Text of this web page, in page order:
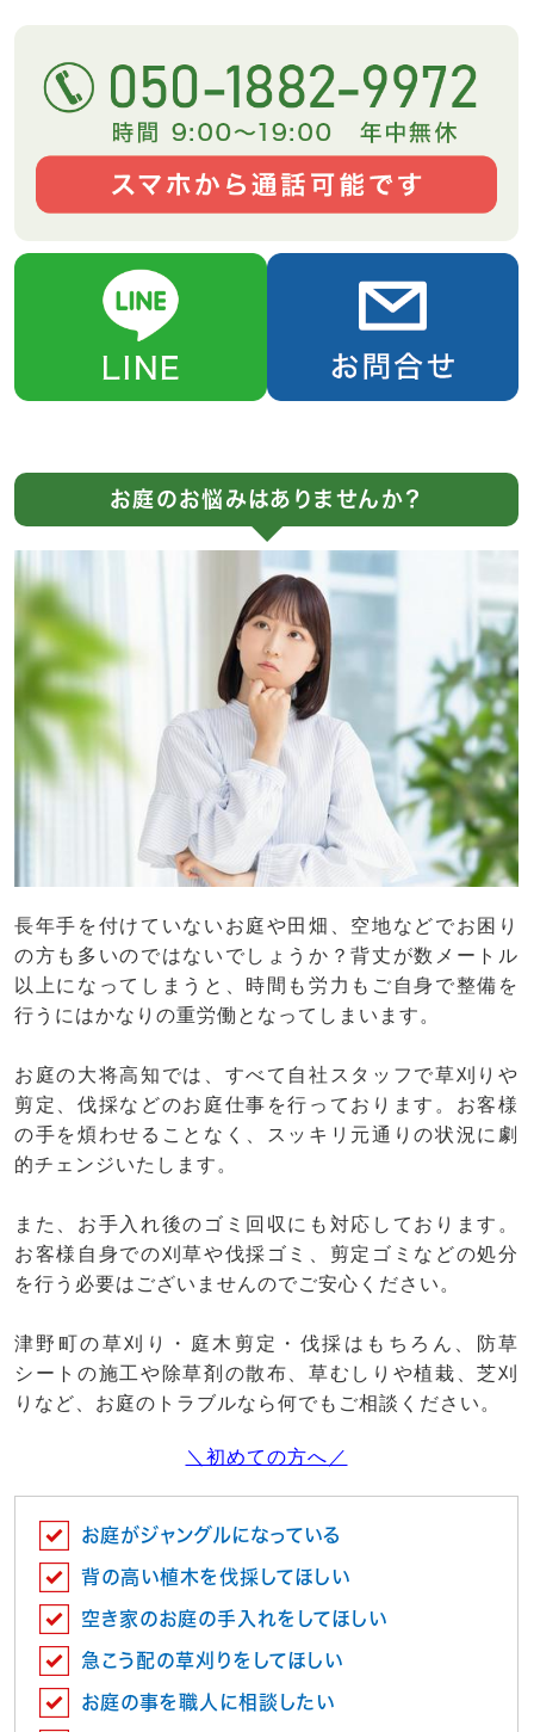
お庭のお悩みはありませんか？
長年手を付けていないお庭や田畑、空地などでお困り
の方も多いのではないでしょうか？背丈が数メートル
以上になってしまうと、時間も労力もご自身で整備を
行うにはかなりの重労働となってしまいます。
お庭の大将高知では、すべて自社スタッフで草刈りや
剪定、伐採などのお庭仕事を行っております。お客様
の手を煩わせることなく、スッキリ元通りの状況に劇
的チェンジいたします。
また、お手入れ後のゴミ回収にも対応しております。
お客様自身での刈草や伐採ゴミ、剪定ゴミなどの処分
を行う必要はございませんのでご安心ください。
津野町の草刈り・庭木剪定・伐採はもちろん、防草
シートの施工や除草剤の散布、草むしりや植栽、芝刈
りなど、お庭のトラブルなら何でもご相談ください。
＼初めての方へ／
お庭がジャングルになっている
背の高い植木を伐採してほしい
空き家のお庭の手入れをしてほしい
急こう配の草刈りをしてほしい
お庭の事を職人に相談したい